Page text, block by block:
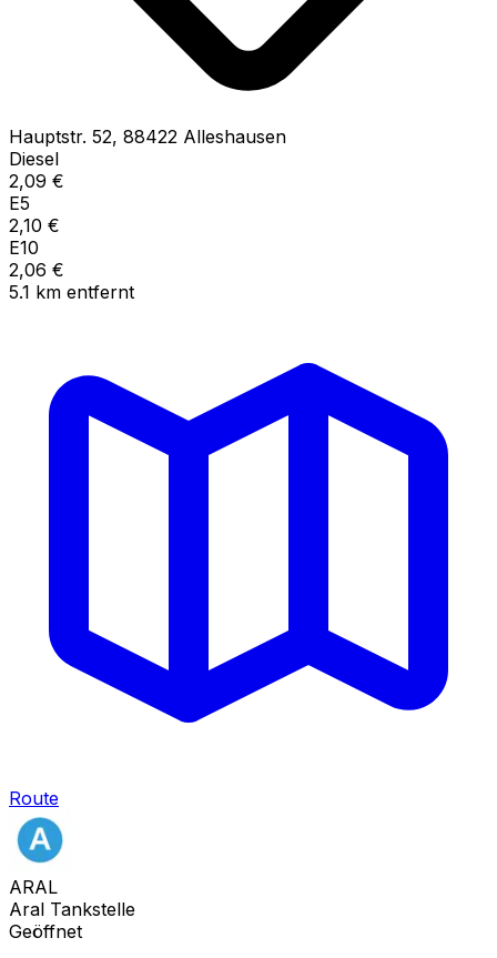
Hauptstr. 52, 88422 Alleshausen
Diesel
2,09 €
E5
2,10 €
E10
2,06 €
5.1 km entfernt
Route
ARAL
Aral Tankstelle
Geöffnet